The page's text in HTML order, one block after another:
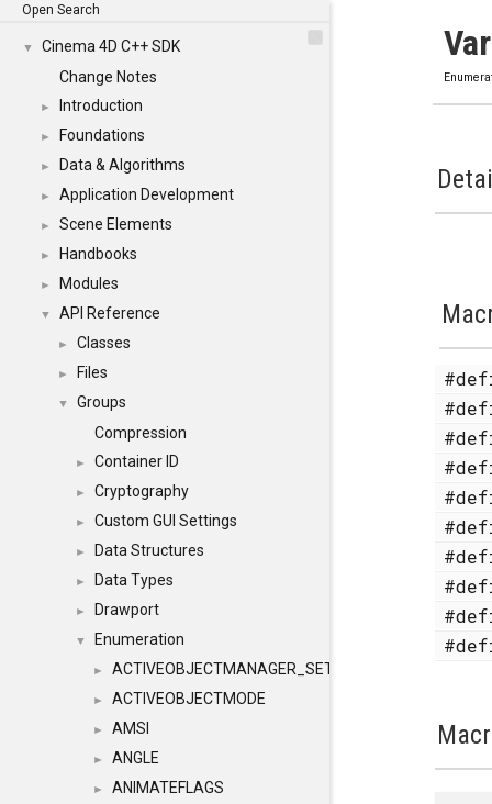
Open Search
▼
Cinema 4D C++ SDK
Change Notes
► Introduction
► Foundations
► Data & Algorithms
► Application Development
► Scene Elements
► Handbooks
► Modules
▼ API Reference
► Classes
► Files
▼
Groups
Compression
► Container ID
► Cryptography
► Custom GUI Settings
► Data Structures
► Data Types
► Drawport
▼ Enumeration
► ACTIVEOBJECTMANAGER_SETOBJECTS
► ACTIVEOBJECTMODE
► AMSI
► ANGLE
► ANIMATEFLAGS